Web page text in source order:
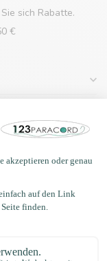
sich Rabatte.
€